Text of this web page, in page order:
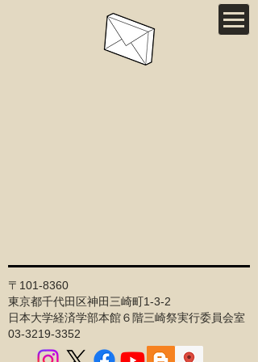
〒101-8360
東京都千代田区神田三崎町1-3-2
日本大学経済学部本館６階三崎祭実行委員会室
03-3219-3352